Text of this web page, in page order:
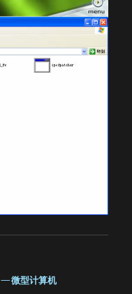
微型计算机